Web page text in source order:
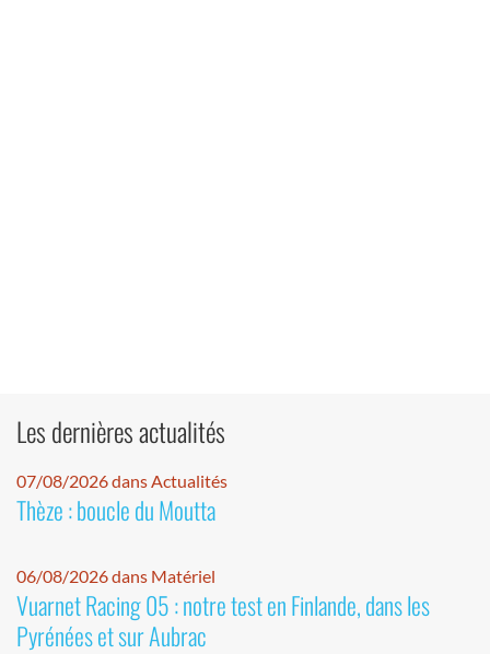
Les dernières actualités
07/08/2026 dans Actualités
Thèze : boucle du Moutta
06/08/2026 dans Matériel
Vuarnet Racing 05 : notre test en Finlande, dans les
Pyrénées et sur Aubrac